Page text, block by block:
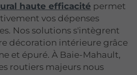
haute efficacité permet
vos dépenses
Nos solutions s'intègrent
décoration intérieure grâce
et épuré. À Baie-Mahault,
routiers majeurs nous